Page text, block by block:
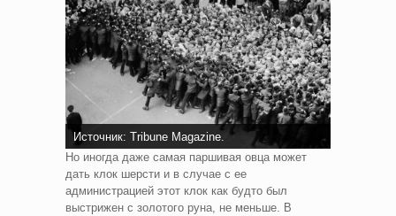
Источник: Tribune Magazine.
Но иногда даже самая паршивая овца может
дать клок шерсти и в случае с ее
администрацией этот клок как будто был
выстрижен с золотого руна, не меньше. В